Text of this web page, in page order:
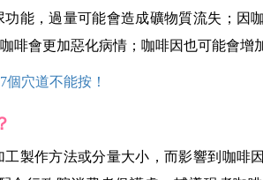
能，過量可能會造成礦物質流失；因
啡會更加惡化病情；咖啡因也可能會增
穴道不能按！
製作方法或分量大小，而影響到咖啡